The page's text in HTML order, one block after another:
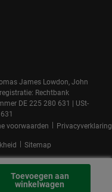
Toevoegen aan
winkelwagen
James Lowdon, John
Rechtbank
DE 225 280 631 | USt-
voorwaarden Privacyverklaring
Sitemap